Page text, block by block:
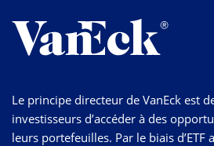
Le principe directeur de VanEck est
investisseurs d’accéder à des
leurs portefeuilles. Par le biais d’ETF